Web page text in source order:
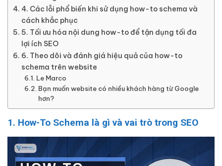
4. Các lỗi phổ biến khi sử dụng how-to schema và
cách khắc phục
5. Tối ưu hóa nội dung how-to để tận dụng tối đa
lợi ích SEO
6. Theo dõi và đánh giá hiệu quả của how-to
schema trên website
Le Marco
Bạn muốn website có nhiều khách hàng từ Google
hơn?
1. How-To Schema là gì và vai trò trong SEO